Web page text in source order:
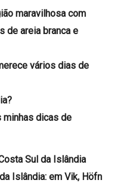
maravilhosa com
de areia branca e
vários dias de
minhas dicas de
Sul da Islândia
Islândia: em Vik, Höfn